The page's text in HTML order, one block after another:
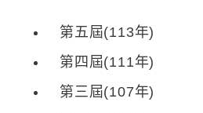
第五屆(113年)
第四屆(111年)
第三屆(107年)